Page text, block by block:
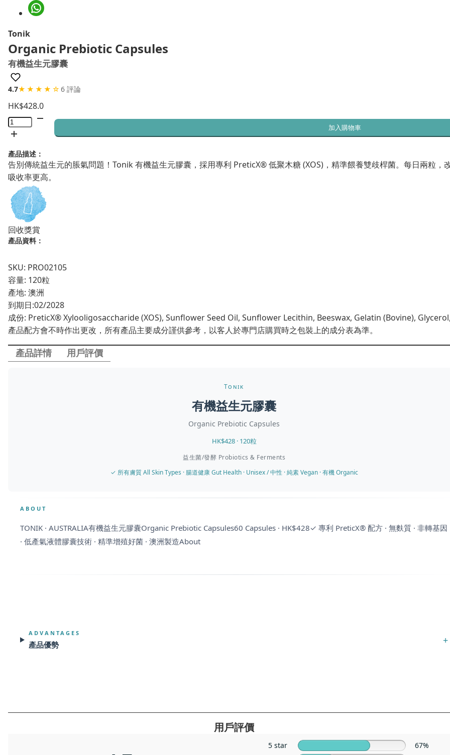
Tonik
Organic Prebiotic Capsules
有機益生元膠囊
4.7★★★★☆ 6 評論
HK$428.0
Organic
Prebiotic
有
機
益
生
元
膠
囊
數
加入購物車
產品描述：
告別傳統益生元的脹氣問題！Tonik 有機益生元膠囊，採用專利 PreticX® 低聚木糖 (XOS)，精準餵養雙歧桿菌。每日兩粒，
吸收率更高。
回收獎賞
產品資料：
SKU: PRO02105
容量: 120粒
產地: 澳洲
到期日:02/2028
成份: PreticX® Xylooligosaccharide (XOS), Sunflower Seed Oil, Sunflower Lecithin, Beeswax, Gelatin (Bovine),
產品配方會不時作出更改，所有產品主要成分謹供參考，以客人於專門店購買時之包裝上的成分表為準。
產品詳情 用戶評價
Tonik
有機益生元膠囊
Organic Prebiotic Capsules
HK$428 · 120粒
益生菌/發酵 Probiotics & Ferments
✓ 所有膚質 All Skin Types · 腸道健康 Gut Health · Unisex / 中性 · 純素 Vegan · 有機 Organic
ABOUT
TONIK · AUSTRALIA有機益生元膠囊Organic Prebiotic Capsules60 Capsules · HK$428✓ 專利 PreticX® 配方 · 無麩質 · 非轉基因
· 低產氣液體膠囊技術 · 精準增殖好菌 · 澳洲製造About
ADVANTAGES
產品優勢 +
用戶評價
5 star
67%